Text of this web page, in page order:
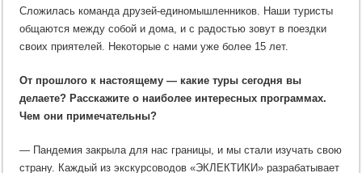
Сложилась команда друзей-единомышленников. Наши туристы
общаются между собой и дома, и с радостью зовут в поездки
своих приятелей. Некоторые с нами уже более 15 лет.
От прошлого к настоящему — какие туры сегодня вы
делаете? Расскажите о наиболее интересных программах.
Чем они примечательны?
— Пандемия закрыла для нас границы, и мы стали изучать свою
страну. Каждый из экскурсоводов «ЭКЛЕКТИКИ» разрабатывает